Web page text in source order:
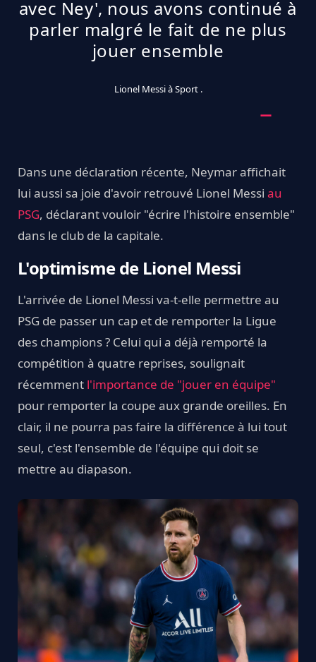
avec Ney', nous avons continué à
parler malgré le fait de ne plus
jouer ensemble
Lionel Messi à Sport .
Dans une déclaration récente, Neymar affichait
lui aussi sa joie d'avoir retrouvé Lionel Messi au
PSG, déclarant vouloir "écrire l'histoire ensemble"
dans le club de la capitale.
L'optimisme de Lionel Messi
L'arrivée de Lionel Messi va-t-elle permettre au
PSG de passer un cap et de remporter la Ligue
des champions ? Celui qui a déjà remporté la
compétition à quatre reprises, soulignait
récemment l'importance de "jouer en équipe"
pour remporter la coupe aux grande oreilles. En
clair, il ne pourra pas faire la différence à lui tout
seul, c'est l'ensemble de l'équipe qui doit se
mettre au diapason.